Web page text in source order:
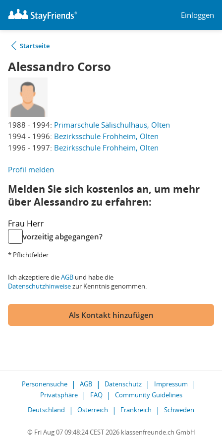
Einloggen
Startseite
Alessandro Corso
1988 - 1994: Primarschule Sälischulhaus, Olten
1994 - 1996: Bezirksschule Frohheim, Olten
1996 - 1997: Bezirksschule Frohheim, Olten
Profil melden
Melden Sie sich kostenlos an, um mehr
über Alessandro zu erfahren:
Frau Herr
vorzeitig abgegangen?
* Pflichtfelder
Ich akzeptiere dieAGB und habe die
Datenschutzhinweisezur Kenntnis genommen.
Als Kontakt hinzufügen
Personensuche AGB Datenschutz
Impressum
Privatsphäre
FAQ
Community Guidelines
Deutschland
Österreich Frankreich Schweden
© Fri Aug 07 09:48:24 CEST 2026 klassenfreunde.ch GmbH